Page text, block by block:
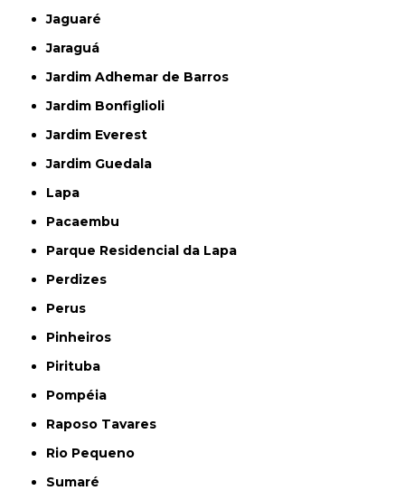
Jaguaré
Jaraguá
Jardim Adhemar de Barros
Jardim Bonfiglioli
Jardim Everest
Jardim Guedala
Lapa
Pacaembu
Parque Residencial da Lapa
Perdizes
Perus
Pinheiros
Pirituba
Pompéia
Raposo Tavares
Rio Pequeno
Sumaré